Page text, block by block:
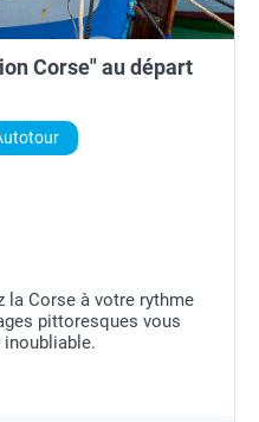
Corse" au départ
la Corse à votre rythme
pittoresques vous